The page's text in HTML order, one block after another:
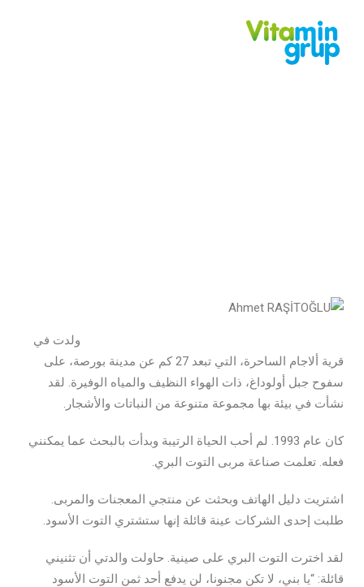
ولدت في
قرية ألاجام الساحرة، التي تبعد 27 كم عن مدينة بورصة، على
سفوح جبل أولوداغ، ذات الهواء النظيف والمياه الوفيرة. لقد
نشأت في بيئة بها مجموعة متنوعة من النباتات والأشجار.
كان عام 1993. لم أحب الحياة الرتيبة وبدأت بالبحث عما يمكنني
فعله. تعلمت صناعة مربى التوت البري.
اشتريت دليل الهاتف وبحثت عن منتجي المعجنات والمربى.
طلبت إحدى الشركات عينة قائلة إنها ستشتري التوت الأسود.
لقد اخترت التوت البري على صينية. حاولت والدتي أن تثنيني
قائلة: “يا بني، لا تكن مجنونا، لن يدفع أحد ثمن التوت الأسود